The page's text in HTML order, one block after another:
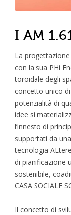
I AM
La progettazione
con la sua PHi
toroidale degli
concetto unico
potenzialità di
idee si
l’innesto di
supportati da
tecnologia
di pianificazione
sostenibile,
CASA SOCIALE
Il concetto di